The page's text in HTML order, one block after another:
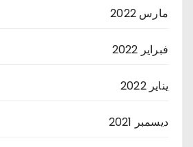
مارس 2022
فبراير 2022
يناير 2022
ديسمبر 2021